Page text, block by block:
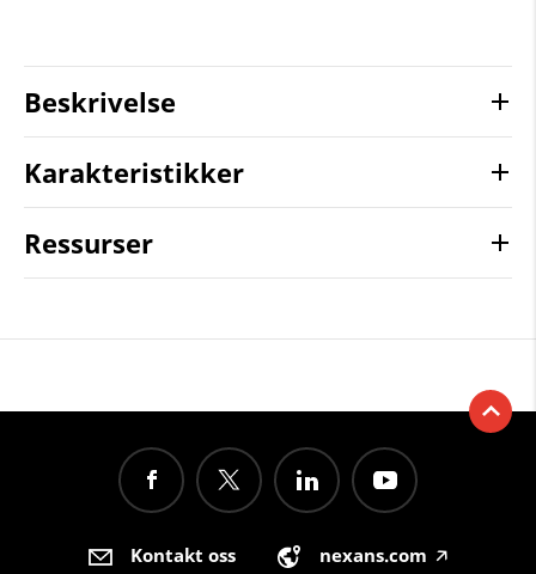
Beskrivelse
Karakteristikker
Ressurser
Kontakt oss nexans.com 🡥